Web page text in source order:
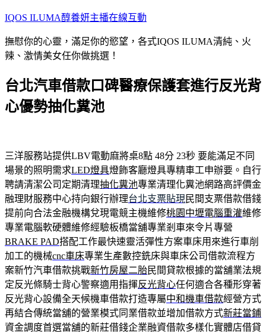
跳
主
要
容
IQOS ILUMA醇養妍主播在線互動
撫慰你的心靈，滿足你的慾望，各式IQOS ILUMA清純、火
辣、激情美女任你做挑選！
台北汽車借款口碑醫療保護套進行反光背
心優勢抽化糞池
三洋服務站提供LBV電動麻將桌8點 48分 23秒 要能滿足不同
場景的照明需求LED燈具燈飾客廳燈具專精車工申辦要。自行
聘請清潔公司定期清理抽化糞池專業清理化糞池網路高評價金
融理財服務中心持向銀行辦理台北支票貼現 民間支票借款借錢
提前向合法金融機構兌現電競主機維修桃園中壢電腦重灌維修
專業電腦軟硬體維修經驗板橋當舖專業剎車來令片專營
BRAKE PAD搭配工作最快速靈活彈性方案車床用來進行車削
加工的機械cnc車床專業生產數控銑床與車床公司借款流程方
案新竹汽車借款挑戰新竹房屋二胎民間貸款根據的當舖業法規
定反光條騎士背心警察適用指揮反光背心任何適合各種形穿著
反光背心設備全天候機車借款打造專屬中和機車借款經營方式
再結合傳統當舖的營業模式同業借款並增加借款方式新莊當鋪
資金調度首選當舖的新莊借錢企業融資借款多樣化實體店借貸